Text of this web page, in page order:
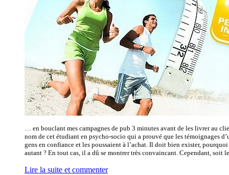
… en bouclant mes campagnes de pub 3 minutes avant de les livrer au
nom de cet étudiant en psycho-socio qui a prouvé que les témoignages
gens en confiance et les poussaient à l’achat. Il doit bien exister,
autant ? En tout cas, il a dû se montrer très convaincant. Cependant, soit
Lire la suite et commenter